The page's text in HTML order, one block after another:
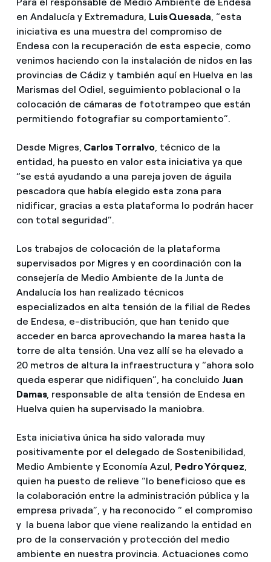
en Andalucía y Extremadura, Luis Quesada, “esta
iniciativa es una muestra del compromiso de
Endesa con la recuperación de esta especie, como
venimos haciendo con la instalación de nidos en las
provincias de Cádiz y también aquí en Huelva en las
Marismas del Odiel, seguimiento poblacional o la
colocación de cámaras de fototrampeo que están
permitiendo fotografiar su comportamiento”.
Desde Migres, Carlos Torralvo, técnico de la
entidad, ha puesto en valor esta iniciativa ya que
“se está ayudando a una pareja joven de águila
pescadora que había elegido esta zona para
nidificar, gracias a esta plataforma lo podrán hacer
con total seguridad”.
Los trabajos de colocación de la plataforma
supervisados por Migres y en coordinación con la
consejería de Medio Ambiente de la Junta de
Andalucía los han realizado técnicos
especializados en alta tensión de la filial de Redes
de Endesa, e-distribución, que han tenido que
acceder en barca aprovechando la marea hasta la
torre de alta tensión. Una vez allí se ha elevado a
20 metros de altura la infraestructura y “ahora solo
queda esperar que nidifiquen”, ha concluido Juan
Damas, responsable de alta tensión de Endesa en
Huelva quien ha supervisado la maniobra.
Esta iniciativa única ha sido valorada muy
positivamente por el delegado de Sostenibilidad,
Medio Ambiente y Economía Azul, Pedro Yórquez,
quien ha puesto de relieve “lo beneficioso que es
la colaboración entre la administración pública y la
empresa privada”, y ha reconocido “ el compromiso
y la buena labor que viene realizando la entidad en
pro de la conservación y protección del medio
ambiente en nuestra provincia. Actuaciones como